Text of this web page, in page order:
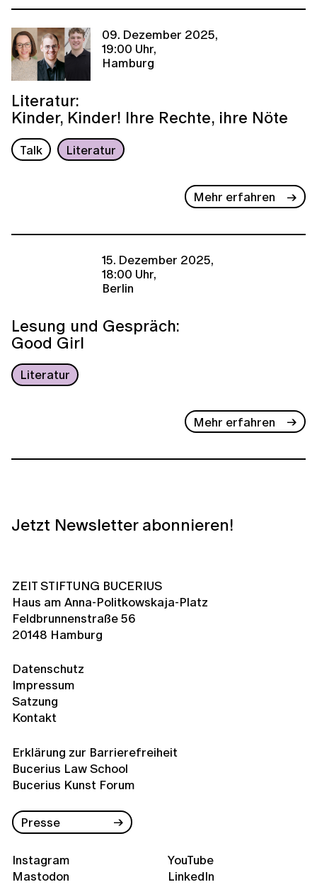
09. Dezember 2025,
19:00 Uhr,
Hamburg
Literatur:
Kinder, Kinder! Ihre Rechte, ihre Nöte
Talk Literatur
Mehr erfahren
15. Dezember 2025,
18:00 Uhr,
Berlin
Lesung und Gespräch:
Good Girl
Literatur
Mehr erfahren
Jetzt Newsletter abonnieren!
ZEIT STIFTUNG BUCERIUS
Haus am Anna-Politkowskaja-Platz
Feldbrunnenstraße 56
20148 Hamburg
Datenschutz
Impressum
Satzung
Kontakt
Erklärung zur Barrierefreiheit
Bucerius Law School
Bucerius Kunst Forum
Presse
Instagram
Mastodon
YouTube
LinkedIn